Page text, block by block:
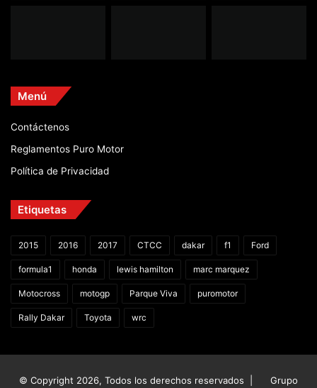
Menú
Contáctenos
Reglamentos Puro Motor
Política de Privacidad
Etiquetas
2015 2016 2017 CTCC dakar f1 Ford
formula1 honda lewis hamilton marc marquez
Motocross motogp Parque Viva puromotor
Rally Dakar Toyota wrc
© Copyright 2026, Todos los derechos reservados | Grupo